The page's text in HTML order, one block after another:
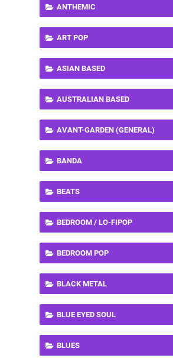
ANTHEMIC
ART POP
ASIAN BASED
AUSTRALIAN BASED
AVANT-GARDEN (GENERAL)
BANDA
BEATS
BEDROOM / LO-FIPOP
BEDROOM POP
BLACK METAL
BLUE EYED SOUL
BLUES